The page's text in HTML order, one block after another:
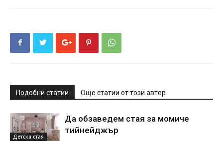
Подобни статии Още статии от този автор
Детска стая
Да обзаведем стая за момиче
тийнейджър